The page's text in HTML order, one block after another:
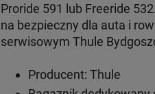
Proride 591 lub Freeride
na bezpieczny dla auta i
serwisowym Thule
Producent: Thule